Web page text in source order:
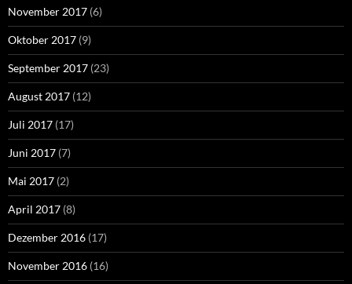
November 2017 (6)
Oktober 2017 (9)
September 2017 (23)
August 2017 (12)
Juli 2017 (17)
Juni 2017 (7)
Mai 2017 (2)
April 2017 (8)
Dezember 2016 (17)
November 2016 (16)